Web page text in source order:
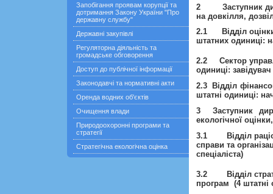
Запобігання проявам корупції та
дотримання Закону України "Про
державну службу"
Державні закупівлі
Регуляторна діяльність та
громадське обговорення
Доступ до публічної інформації
Законодавчі та нормативні акти
Оренда водних об'єктів
Очищення влади
Природоохоронні програми та
стратегії
Стратегічна екологічна оцінка
2
Заступник
на довкілля,
2.1
Відділ
штатних одиниці:
2.2
Сектор
одиниці:
2.3 Відділ
штатні одиниці:
3
Заступник
екологічної
3.1
Відділ
справи та
спеціаліста)
3.2
Відділ
програм (4 штатні